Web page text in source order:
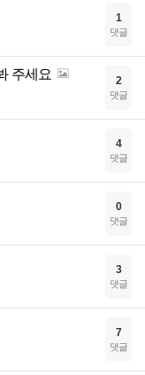
1
댓글
주세요 2
댓글
4
댓글
0
댓글
3
댓글
7
댓글